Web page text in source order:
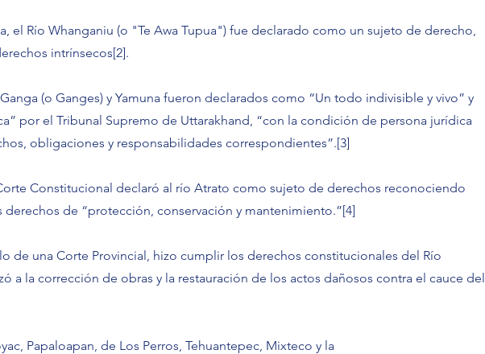
el Río Whanganiu (o "Te Awa Tupua") fue declarado como un sujeto de derecho,
intrínsecos[2].
(o Ganges) y Yamuna fueron declarados como “Un todo indivisible y vivo” y
por el Tribunal Supremo de Uttarakhand, “con la condición de persona jurídica
obligaciones y responsabilidades correspondientes”.[3]
Constitucional declaró al río Atrato como sujeto de derechos reconociendo
de “protección, conservación y mantenimiento.”[4]
de una Corte Provincial, hizo cumplir los derechos constitucionales del Río
a la corrección de obras y la restauración de los actos dañosos contra el cauce del
Papaloapan, de Los Perros, Tehuantepec, Mixteco y la